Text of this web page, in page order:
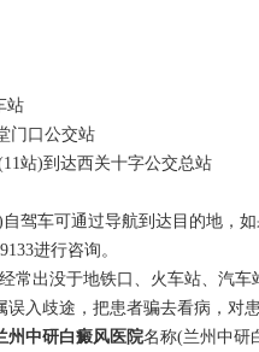
站
门口公交站
站)到达西关十字公交总站
车可通过导航到达目的地，如
进行咨询。
出没于地铁口、火车站、汽车
入歧途，把患者骗去看病，对
州中研白癜风医院名称(兰州中研